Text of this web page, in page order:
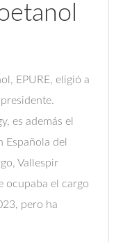
EPURE, eligió a
es además el
Española del
Vallespir
ocupaba el cargo
pero ha